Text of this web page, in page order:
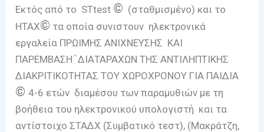
Εκτός από το STtest © (σταθμισμένο) και το
ΗΤΑΧ© τα οποία συνιστουν ηλεκτρονικά
εργαλεία ΠΡΩΙΜΗΣ ΑΝΙΧΝΕΥΣΗΣ ΚΑΙ
ΠΑΡΕΜΒΑΣΗ΅ΔΙΑΤΑΡΑΧΩΝ ΤΗΣ ΑΝΤΙΛΗΠΤΙΚΗΣ
ΔΙΑΚΡΙΤΙΚΟΤΗΤΑΣ ΤΟΥ ΧΩΡΟΧΡΟΝΟΥ ΓΙΑ ΠΑΙΔΙΑ
©4-6 ετών διαμέσου των παραμυθιών με τη
βοήθεια του ηλεκτρονικού υπολογιστή και τα
αντίστοιχο ΣΤΑΔΧ (Συμβατικό τεστ), (Μακράτζη,